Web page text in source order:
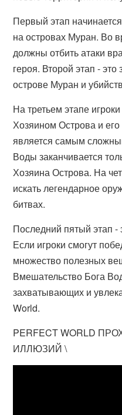
Первый этап
на островах Муран. Во
должны отбить атаки
героя. Второй этап - это
острове Муран и
На третьем этапе
Хозяином Острова и
является самым
Воды заканчивается
Хозяина Острова. На
искать легендарное
битвах.
Последний пятый этап
Если игроки смогут
множество полезных
Вмешательство Бога
захватывающих и
World.
PERFECT WORLD
ИЛЛЮЗИЙ \